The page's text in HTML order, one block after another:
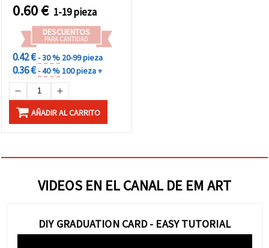
0.60€ 1-19 pieza
DESCUENTOS
PARA CANTIDAD
0.42 €- 30 % 20-99 pieza
0.36 €- 40 %100 pieza +
AÑADIR AL CARRITO
VIDEOS EN EL CANAL DE EM ART
DIY GRADUATION CARD - EASY TUTORIAL